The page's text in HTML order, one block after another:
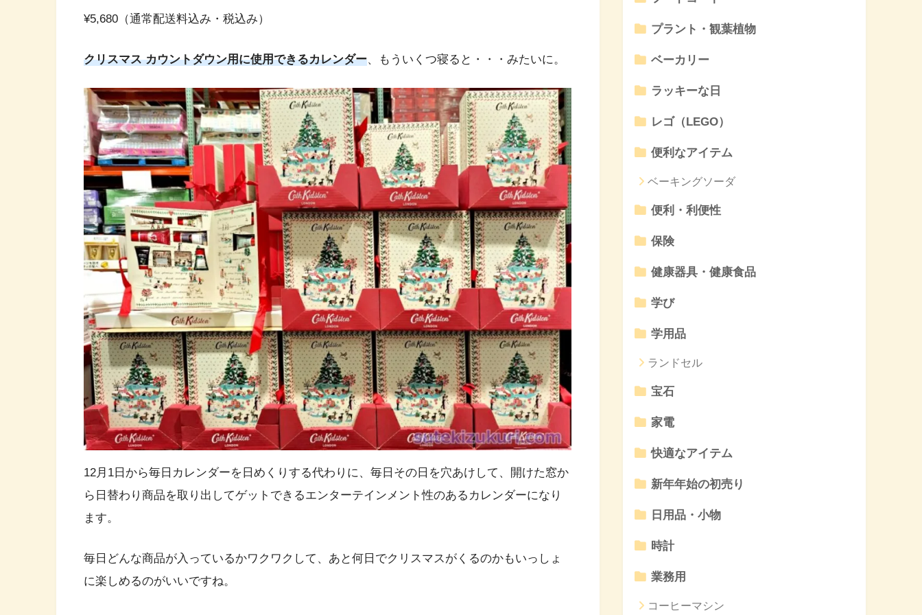
¥5,680（通常配送料込み・税込み）
クリスマス カウントダウン用に使用できるカレンダー、もういくつ寝ると・・・みたいに。
12月1日から毎日カレンダーを日めくりする代わりに、毎日その日を穴あけして、開けた窓か
ら日替わり商品を取り出してゲットできるエンターテインメント性のあるカレンダーになり
ます。
毎日どんな商品が入っているかワクワクして、あと何日でクリスマスがくるのかもいっしょ
に楽しめるのがいいですね。
プラント・観葉植物
ベーカリー
ラッキーな日
レゴ（LEGO）
便利なアイテム
ベーキングソーダ
便利・利便性
保険
健康器具・健康食品
学び
学用品
ランドセル
宝石
家電
快適なアイテム
新年年始の初売り
日用品・小物
時計
業務用
コーヒーマシン